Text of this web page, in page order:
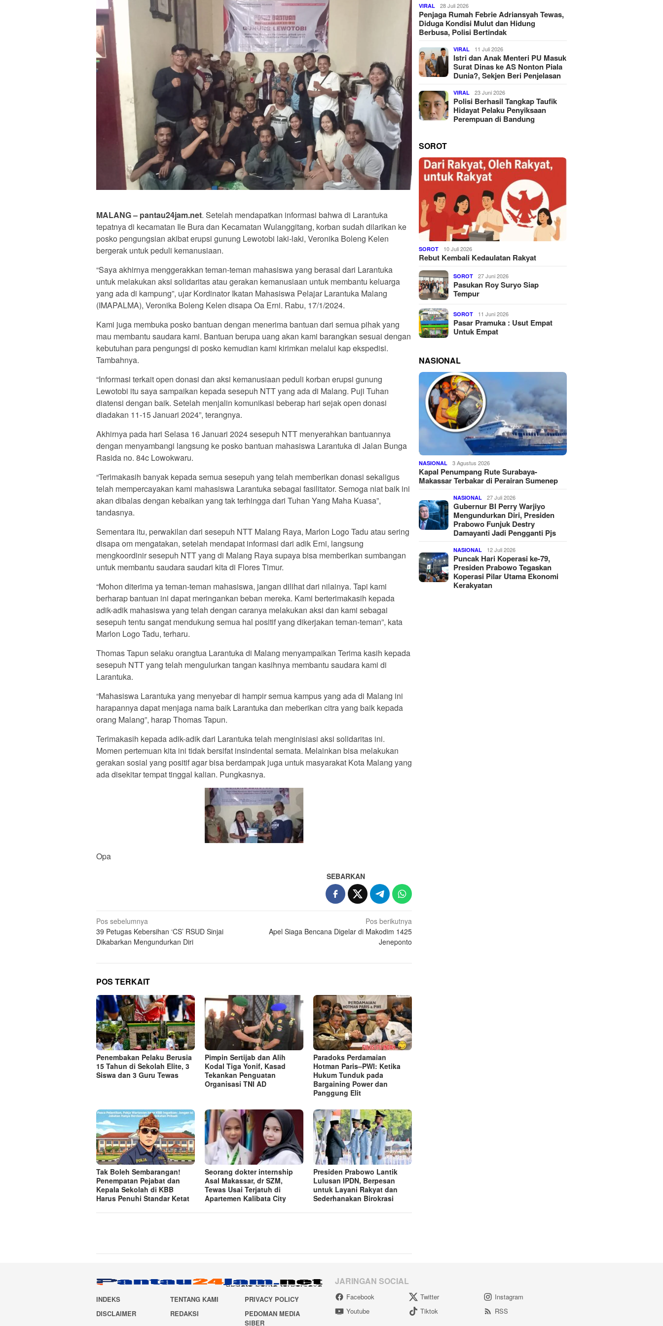
MALANG – pantau24jam.net. Setelah mendapatkan informasi bahwa di Larantuka
tepatnya di kecamatan Ile Bura dan Kecamatan Wulanggitang, korban sudah dilarikan ke
posko pengungsian akibat erupsi gunung Lewotobi laki-laki, Veronika Boleng Kelen
bergerak untuk peduli kemanusiaan.
“Saya akhirnya menggerakkan teman-teman mahasiswa yang berasal dari Larantuka
untuk melakukan aksi solidaritas atau gerakan kemanusiaan untuk membantu keluarga
yang ada di kampung”, ujar Kordinator Ikatan Mahasiswa Pelajar Larantuka Malang
(IMAPALMA), Veronika Boleng Kelen disapa Oa Erni. Rabu, 17/1/2024.
Kami juga membuka posko bantuan dengan menerima bantuan dari semua pihak yang
mau membantu saudara kami. Bantuan berupa uang akan kami barangkan sesuai dengan
kebutuhan para pengungsi di posko kemudian kami kirimkan melalui kap ekspedisi.
Tambahnya.
“Informasi terkait open donasi dan aksi kemanusiaan peduli korban erupsi gunung
Lewotobi itu saya sampaikan kepada sesepuh NTT yang ada di Malang. Puji Tuhan
diatensi dengan baik. Setelah menjalin komunikasi beberap hari sejak open donasi
diadakan 11-15 Januari 2024”, terangnya.
Akhirnya pada hari Selasa 16 Januari 2024 sesepuh NTT menyerahkan bantuannya
dengan menyambangi langsung ke posko bantuan mahasiswa Larantuka di Jalan Bunga
Rasida no. 84c Lowokwaru.
“Terimakasih banyak kepada semua sesepuh yang telah memberikan donasi sekaligus
telah mempercayakan kami mahasiswa Larantuka sebagai fasilitator. Semoga niat baik ini
akan dibalas dengan kebaikan yang tak terhingga dari Tuhan Yang Maha Kuasa”,
tandasnya.
Sementara itu, perwakilan dari sesepuh NTT Malang Raya, Marlon Logo Tadu atau sering
disapa om mengatakan, setelah mendapat informasi dari adik Erni, langsung
mengkoordinir sesepuh NTT yang di Malang Raya supaya bisa memberikan sumbangan
untuk membantu saudara saudari kita di Flores Timur.
“Mohon diterima ya teman-teman mahasiswa, jangan dilihat dari nilainya. Tapi kami
berharap bantuan ini dapat meringankan beban mereka. Kami berterimakasih kepada
adik-adik mahasiswa yang telah dengan caranya melakukan aksi dan kami sebagai
sesepuh tentu sangat mendukung semua hal positif yang dikerjakan teman-teman”, kata
Marlon Logo Tadu, terharu.
Thomas Tapun selaku orangtua Larantuka di Malang menyampaikan Terima kasih kepada
sesepuh NTT yang telah mengulurkan tangan kasihnya membantu saudara kami di
Larantuka.
“Mahasiswa Larantuka yang menyebar di hampir semua kampus yang ada di Malang ini
harapannya dapat menjaga nama baik Larantuka dan meberikan citra yang baik kepada
orang Malang”, harap Thomas Tapun.
Terimakasih kepada adik-adik dari Larantuka telah menginisiasi aksi solidaritas ini.
Momen pertemuan kita ini tidak bersifat insindental semata. Melainkan bisa melakukan
gerakan sosial yang positif agar bisa berdampak juga untuk masyarakat Kota Malang yang
ada disekitar tempat tinggal kalian. Pungkasnya.
Opa
SEBARKAN
Navigasi
pos
Pos sebelumnya
39 Petugas Kebersihan ‘CS’ RSUD Sinjai
Dikabarkan Mengundurkan Diri
Pos berikutnya
Apel Siaga Bencana Digelar di Makodim 1425
Jeneponto
POS TERKAIT
Penembakan Pelaku Berusia
15 Tahun di Sekolah Elite, 3
Siswa dan 3 Guru Tewas
Pimpin Sertijab dan Alih
Kodal Tiga Yonif, Kasad
Tekankan Penguatan
Organisasi TNI AD
Paradoks Perdamaian
Hotman Paris–PWI: Ketika
Hukum Tunduk pada
Bargaining Power dan
Panggung Elit
Tak Boleh Sembarangan!
Penempatan Pejabat dan
Kepala Sekolah di KBB
Harus Penuhi Standar Ketat ​
Seorang dokter internship
Asal Makassar, dr SZM,
Tewas Usai Terjatuh di
Apartemen Kalibata City
Presiden Prabowo Lantik
Lulusan IPDN, Berpesan
untuk Layani Rakyat dan
Sederhanakan Birokrasi
VIRAL 28 Juli 2026
Penjaga Rumah Febrie Adriansyah Tewas,
Diduga Kondisi Mulut dan Hidung
Berbusa, Polisi Bertindak
VIRAL 11 Juli 2026
Istri dan Anak Menteri PU Masuk
Surat Dinas ke AS Nonton Piala
Dunia?, Sekjen Beri Penjelasan
VIRAL 23 Juni 2026
Polisi Berhasil Tangkap Taufik
Hidayat Pelaku Penyiksaan
Perempuan di Bandung
SOROT
SOROT 10 Juli 2026
Rebut Kembali Kedaulatan Rakyat
SOROT 27 Juni 2026
Pasukan Roy Suryo Siap
Tempur
SOROT 11 Juni 2026
Pasar Pramuka : Usut Empat
Untuk Empat
NASIONAL
NASIONAL 3 Agustus 2026
Kapal Penumpang Rute Surabaya-
Makassar Terbakar di Perairan Sumenep
NASIONAL 27 Juli 2026
Gubernur BI Perry Warjiyo
Mengundurkan Diri, Presiden
Prabowo Funjuk Destry
Damayanti Jadi Pengganti Pjs
NASIONAL 12 Juli 2026
Puncak Hari Koperasi ke-79,
Presiden Prabowo Tegaskan
Koperasi Pilar Utama Ekonomi
Kerakyatan
INDEKS TENTANG KAMI
PRIVACY POLICY
DISCLAIMER
REDAKSI
PEDOMAN MEDIA
SIBER
JARINGAN SOCIAL
Facebook Twitter
Instagram
Youtube
Tiktok RSS